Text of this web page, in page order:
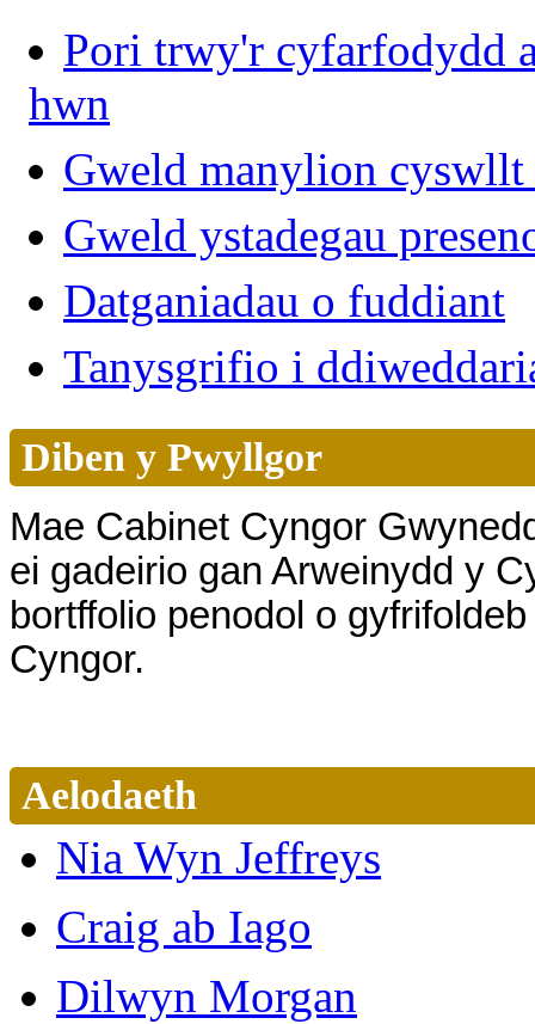
Pori trwy'r cyfarfodydd
hwn
Gweld manylion
Gweld ystadegau
Datganiadau o fuddiant
Tanysgrifio i
Diben y Pwyllgor
Mae Cabinet Cyngor
ei gadeirio gan Arweinydd y
bortffolio penodol o
Cyngor.
Aelodaeth
Nia Wyn Jeffreys
Craig ab Iago
Dilwyn Morgan